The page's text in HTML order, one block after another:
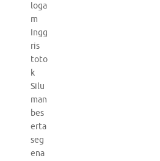
loga
m
Ingg
ris
toto
k
Silu
man
bes
erta
seg
ena